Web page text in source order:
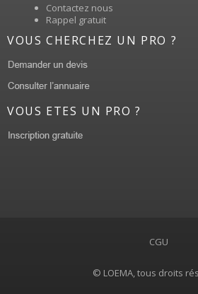
Contactez nous
Rappel gratuit
VOUS CHERCHEZ UN PRO ?
VOUS ETES UN PRO ?
CGU
© LOEMA, tous droits